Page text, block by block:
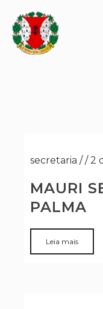
secretaria //2
MAURI
PALMA
Leia mais